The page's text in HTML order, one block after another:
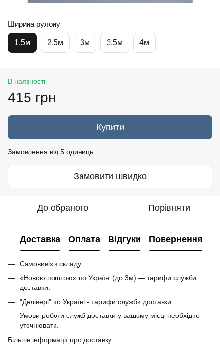
Ширина рулону
1,5м 2,5м 3м 3,5м 4м
В наявності
415 грн
Купити
Замовлення від 5 одиниць
Замовити швидко
До обраного Порівняти
Доставка Оплата Відгуки Повернення
Самовивіз з складу.
«Новою поштою» по Україні (до 3м) — тарифи служби
доставки.
"Делівері" по Україні - тарифи служби доставки.
Умови роботи служб доставки у вашому місці необхідно
уточнювати.
Більше інформації про доставку